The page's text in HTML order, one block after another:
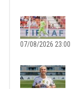
07/08/2026 23:00